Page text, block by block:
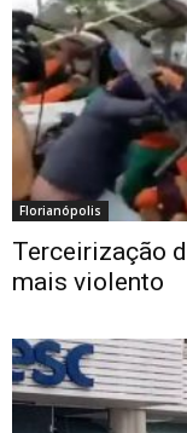
Florianópolis
Terceirização
mais violento